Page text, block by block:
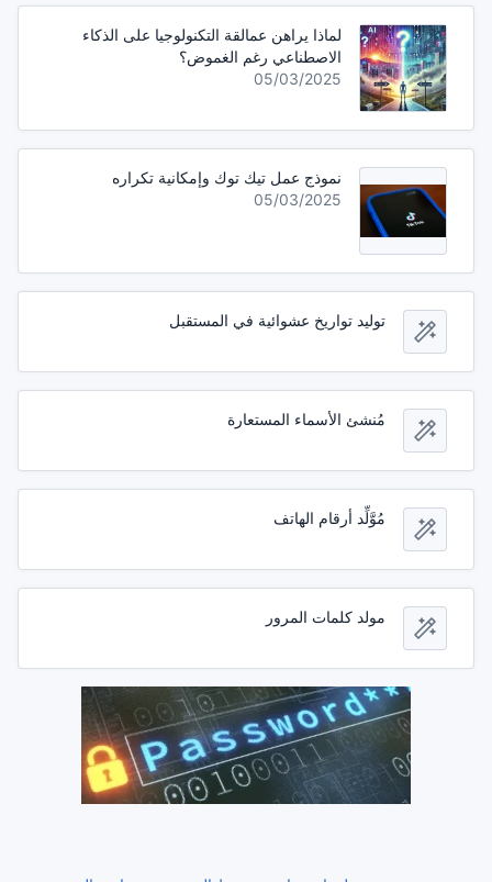
لماذا يراهن عمالقة التكنولوجيا على الذكاء
الاصطناعي رغم الغموض؟
05/03/2025
نموذج عمل تيك توك وإمكانية تكراره
05/03/2025
توليد تواريخ عشوائية في المستقبل
مُنشئ الأسماء المستعارة
مُوَّلِّد أرقام الهاتف
مولد كلمات المرور